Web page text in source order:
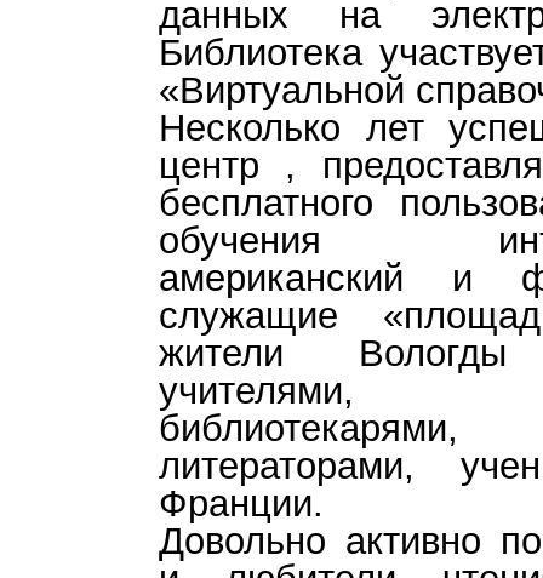
данных на
Библиотека
«Виртуальной
Несколько лет
центр ,
бесплатного
обучения
американский и
служащие
жители
учителями,
литераторами,
Франции.
Довольно активно